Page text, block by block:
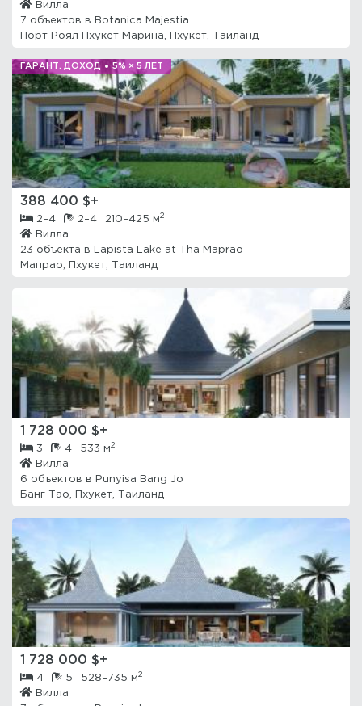
Вилла
7 объектов в
Botanica Majestia
Порт Роял Пхукет Марина, Пхукет, Таиланд
ГАРАНТ. ДОХОД 5% × 5 ЛЕТ
388 400 $+
2–4 2–4 210–425 м2
Вилла
23 объекта в
Lapista Lake at Tha Maprao
Мапрао, Пхукет, Таиланд
1 728 000 $+
3 4 533 м2
Вилла
6 объектов в
Punyisa Bang Jo
Банг Тао, Пхукет, Таиланд
1 728 000 $+
4 5 528–735 м2
Вилла